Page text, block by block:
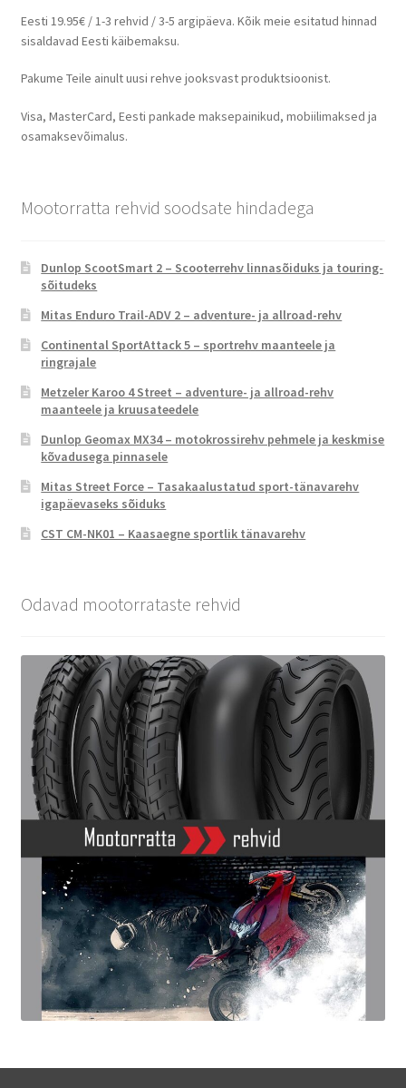
Eesti 19.95€ / 1-3 rehvid / 3-5 argipäeva. Kõik meie esitatud hinnad
sisaldavad Eesti käibemaksu.
Pakume Teile ainult uusi rehve jooksvast produktsioonist.
Visa, MasterCard, Eesti pankade maksepainikud, mobiilimaksed ja
osamaksevõimalus.
Mootorratta rehvid soodsate hindadega
Dunlop ScootSmart 2 – Scooterrehv linnasõiduks ja touring-
sõitudeks
Mitas Enduro Trail-ADV 2 – adventure- ja allroad-rehv
Continental SportAttack 5 – sportrehv maanteele ja
ringrajale
Metzeler Karoo 4 Street – adventure- ja allroad-rehv
maanteele ja kruusateedele
Dunlop Geomax MX34 – motokrossirehv pehmele ja keskmise
kõvadusega pinnasele
Mitas Street Force – Tasakaalustatud sport-tänavarehv
igapäevaseks sõiduks
CST CM-NK01 – Kaasaegne sportlik tänavarehv
Odavad mootorrataste rehvid